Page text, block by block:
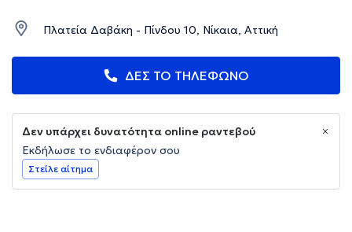
Πλατεία Δαβάκη - Πίνδου 10, Νίκαια, Αττική
ΔΕΣ ΤΟ ΤΗΛΕΦΩΝΟ
Δεν υπάρχει δυνατότητα online ραντεβού
Εκδήλωσε το ενδιαφέρον σου
Στείλε αίτημα